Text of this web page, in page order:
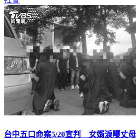
台中五口命案5/20宣判 女婿淚曝丈